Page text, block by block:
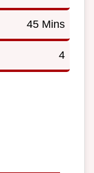
45 Mins
4